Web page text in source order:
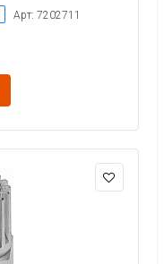
Арт: 7202711